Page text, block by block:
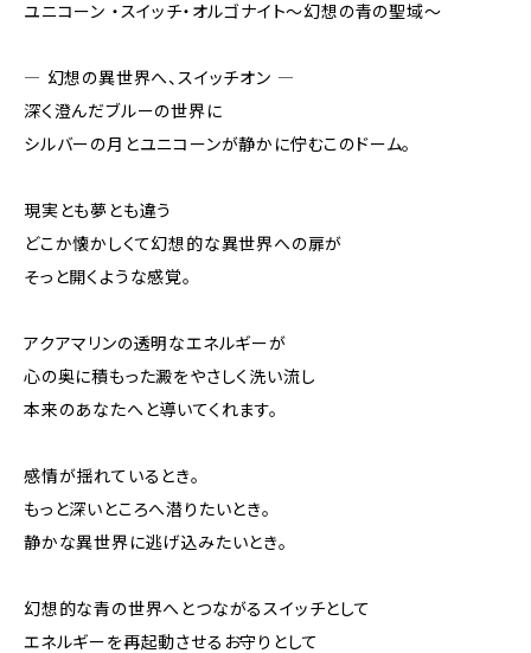
ユニコーン ・スイッチ・オルゴナイト〜幻想の青の聖域〜
― 幻想の異世界へ、スイッチオン ―
深く澄んだブルーの世界に
シルバーの月とユニコーンが静かに佇むこのドーム。
現実とも夢とも違う
どこか懐かしくて幻想的な異世界への扉が
そっと開くような感覚。
アクアマリンの透明なエネルギーが
心の奥に積もった澱をやさしく洗い流し
本来のあなたへと導いてくれます。
感情が揺れているとき。
もっと深いところへ潜りたいとき。
静かな異世界に逃げ込みたいとき。
幻想的な青の世界へとつながるスイッチとして
エネルギーを再起動させるお守りとして